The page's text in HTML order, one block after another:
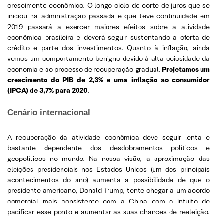
crescimento econômico. O longo ciclo de corte de juros que se
iniciou na administração passada e que teve continuidade em
2019 passará a exercer maiores efeitos sobre a atividade
econômica brasileira e deverá seguir sustentando a oferta de
crédito e parte dos investimentos. Quanto à inflação, ainda
vemos um comportamento benigno devido à alta ociosidade da
economia e ao processo de recuperação gradual. Projetamos um
crescimento do PIB de 2,3% e uma inflação ao consumidor
(IPCA) de 3,7% para 2020.
Cenário internacional
A recuperação da atividade econômica deve seguir lenta e
bastante dependente dos desdobramentos políticos e
geopolíticos no mundo. Na nossa visão, a aproximação das
eleições presidenciais nos Estados Unidos (um dos principais
acontecimentos do ano) aumenta a possibilidade de que o
presidente americano, Donald Trump, tente chegar a um acordo
comercial mais consistente com a China com o intuito de
pacificar esse ponto e aumentar as suas chances de reeleição.